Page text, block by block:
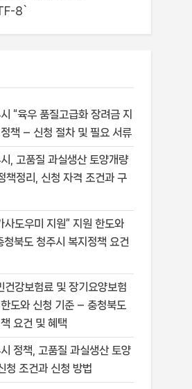
8`
“육우 품질고급화 장려금 지
책 – 신청 절차 및 필요 서류
, 고품질 과실생산 토양개량
책정리, 신청 자격 조건과 구
사도우미 지원” 지원 한도와
북도 청주시 복지정책 요건
건강보험료 및 장기요양보험
도와 신청 기준 – 충청북도
요건 및 혜택
정책, 고품질 과실생산 토양
청 조건과 신청 방법